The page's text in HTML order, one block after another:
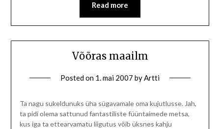
Read more
Võõras maailm
Posted on 1. mai 2007 byArtti
Ta nagu sukeldunuks üha sügavamale oma kujutlusse. Jah,
ta pidi olema sattunud fantastiliste füüntaimede metsa,
kus iga ta ettearvamatu liigutus võib üksnes kahju